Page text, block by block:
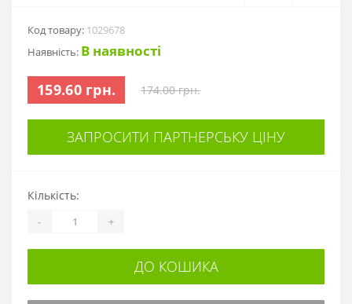
Код товару: 1029678
Наявність: В наявності
159.60 грн. 174.00 грн.
ЗАПРОСИТИ ПАРТНЕРСЬКУ ЦІНУ
Кількість:
- +
ДО КОШИКА